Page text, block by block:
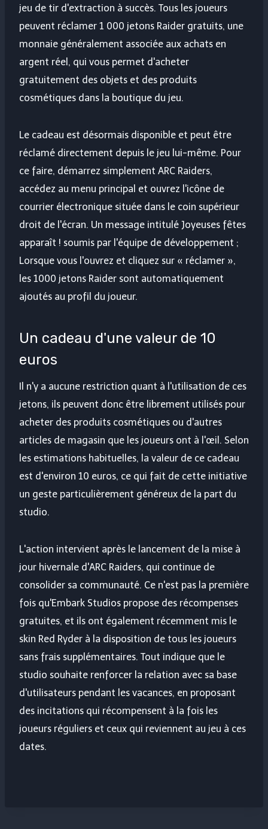
jeu de tir d'extraction à succès. Tous les joueurs
peuvent réclamer 1 000 jetons Raider gratuits, une
monnaie généralement associée aux achats en
argent réel, qui vous permet d'acheter
gratuitement des objets et des produits
cosmétiques dans la boutique du jeu.
Le cadeau est désormais disponible et peut être
réclamé directement depuis le jeu lui-même. Pour
ce faire, démarrez simplement ARC Raiders,
accédez au menu principal et ouvrez l'icône de
courrier électronique située dans le coin supérieur
droit de l'écran. Un message intitulé Joyeuses fêtes
apparaît ! soumis par l'équipe de développement ;
Lorsque vous l'ouvrez et cliquez sur « réclamer »,
les 1000 jetons Raider sont automatiquement
ajoutés au profil du joueur.
Un cadeau d'une valeur de 10
euros
Il n'y a aucune restriction quant à l'utilisation de ces
jetons, ils peuvent donc être librement utilisés pour
acheter des produits cosmétiques ou d'autres
articles de magasin que les joueurs ont à l'œil. Selon
les estimations habituelles, la valeur de ce cadeau
est d'environ 10 euros, ce qui fait de cette initiative
un geste particulièrement généreux de la part du
studio.
L'action intervient après le lancement de la mise à
jour hivernale d'ARC Raiders, qui continue de
consolider sa communauté. Ce n'est pas la première
fois qu'Embark Studios propose des récompenses
gratuites, et ils ont également récemment mis le
skin Red Ryder à la disposition de tous les joueurs
sans frais supplémentaires. Tout indique que le
studio souhaite renforcer la relation avec sa base
d'utilisateurs pendant les vacances, en proposant
des incitations qui récompensent à la fois les
joueurs réguliers et ceux qui reviennent au jeu à ces
dates.